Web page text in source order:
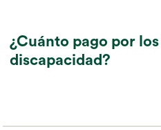
¿Cuánto pago por
discapacidad?